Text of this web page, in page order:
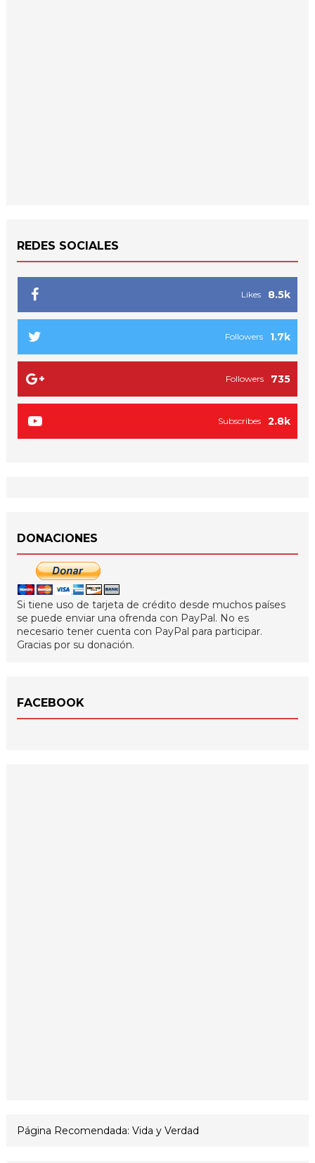
REDES SOCIALES
8.5k
Likes
1.7k
Followers
735
Followers
2.8k
Subscribes
DONACIONES
Si tiene uso de tarjeta de crédito desde muchos países
se puede enviar una ofrenda con PayPal. No es
necesario tener cuenta con PayPal para participar.
Gracias por su donación.
FACEBOOK
Página Recomendada: Vida y Verdad